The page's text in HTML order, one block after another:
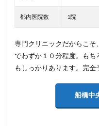
都内医院数 1院
専門クリニックだからこそ
でわずか１０分程度。も
もしっかりあります。完全
船橋中